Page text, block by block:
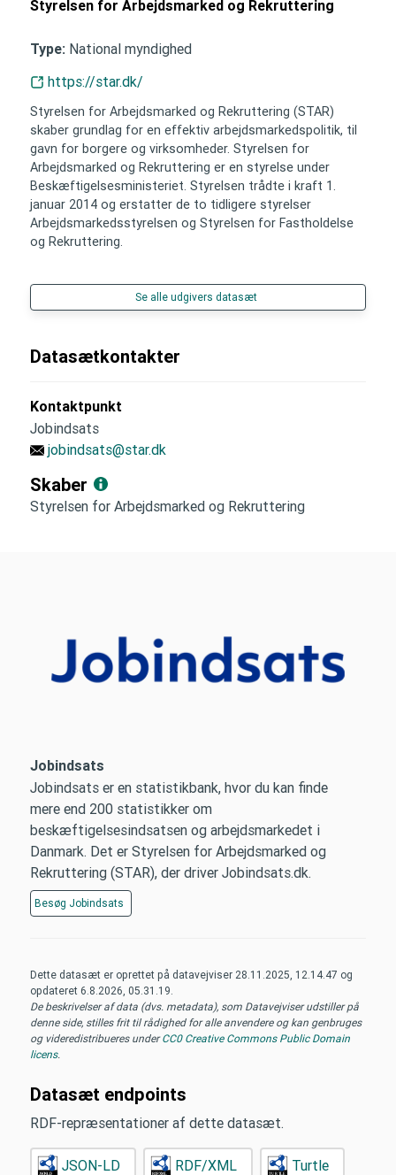
Styrelsen for Arbejdsmarked og Rekruttering
Type: National myndighed
https://star.dk/
Styrelsen for Arbejdsmarked og Rekruttering (STAR)
skaber grundlag for en effektiv arbejdsmarkedspolitik, til
gavn for borgere og virksomheder. Styrelsen for
Arbejdsmarked og Rekruttering er en styrelse under
Beskæftigelsesministeriet. Styrelsen trådte i kraft 1.
januar 2014 og erstatter de to tidligere styrelser
Arbejdsmarkedsstyrelsen og Styrelsen for Fastholdelse
og Rekruttering.
Se alle udgivers datasæt
Datasætkontakter
Kontaktpunkt
Jobindsats
jobindsats@star.dk
Skaber
Styrelsen for Arbejdsmarked og Rekruttering
Jobindsats
Jobindsats er en statistikbank, hvor du kan finde
mere end 200 statistikker om
beskæftigelsesindsatsen og arbejdsmarkedet i
Danmark. Det er Styrelsen for Arbejdsmarked og
Rekruttering (STAR), der driver Jobindsats.dk.
Besøg Jobindsats
Dette datasæt er oprettet på datavejviser 28.11.2025, 12.14.47 og
opdateret 6.8.2026, 05.31.19
De beskrivelser af data (dvs. metadata), som Datavejviser udstiller på
denne side, stilles frit til rådighed for alle anvendere og kan genbruges
og videredistribueres underCC0 Creative Commons Public Domain
licens.
Datasæt endpoints
RDF-repræsentationer af dette datasæt.
JSON-LD RDF/XML Turtle